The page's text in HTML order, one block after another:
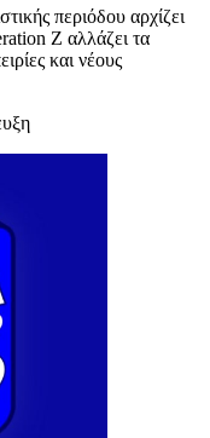
περιόδου αρχίζει
Z αλλάζει τα
και νέους